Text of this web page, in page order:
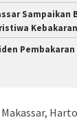
Sampaikan
Kebakaran
Pembakaran
Makassar,